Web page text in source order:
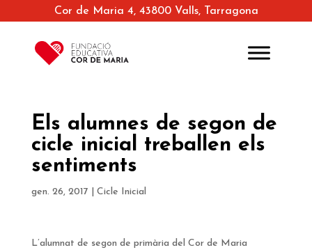
Cor de Maria 4, 43800 Valls, Tarragona
Els alumnes de segon de
cicle inicial treballen els
sentiments
gen. 26, 2017 Cicle Inicial
L’alumnat de segon de primària del Cor de Maria